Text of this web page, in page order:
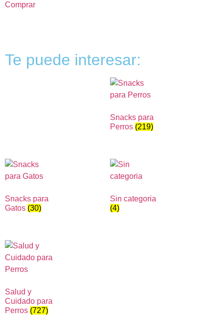
Comprar
Te puede interesar:
Snacks para
Perros (219)
Snacks para
Gatos (30)
Sin categoria
(4)
Salud y
Cuidado para
Perros (727)